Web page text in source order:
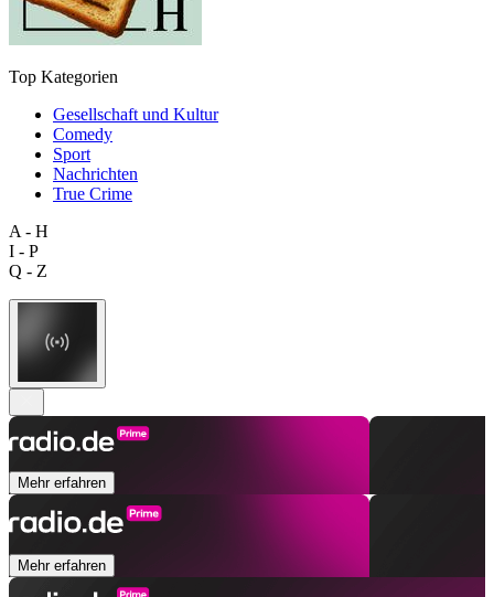
Top Kategorien
Gesellschaft und Kultur
Comedy
Sport
Nachrichten
True Crime
A - H
I - P
Q - Z
Mehr erfahren
Mehr erfahren